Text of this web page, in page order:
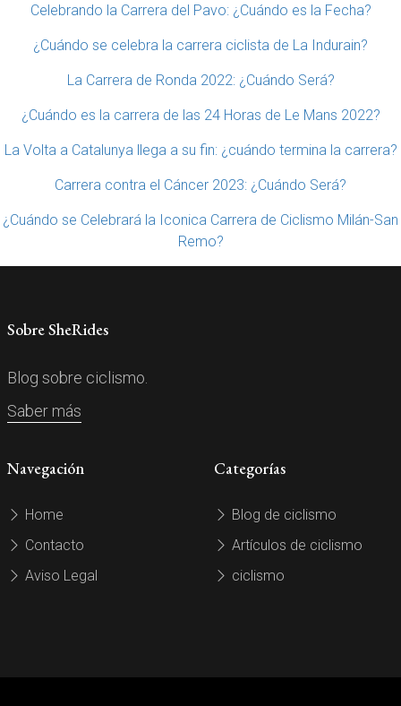
Celebrando la Carrera del Pavo: ¿Cuándo es la Fecha?
¿Cuándo se celebra la carrera ciclista de La Indurain?
La Carrera de Ronda 2022: ¿Cuándo Será?
¿Cuándo es la carrera de las 24 Horas de Le Mans 2022?
La Volta a Catalunya llega a su fin: ¿cuándo termina la carrera?
Carrera contra el Cáncer 2023: ¿Cuándo Será?
¿Cuándo se Celebrará la Iconica Carrera de Ciclismo Milán-San
Remo?
Sobre SheRides
Blog sobre ciclismo.
Saber más
Navegación
Home
Contacto
Aviso Legal
Categorías
Blog de ciclismo
Artículos de ciclismo
ciclismo